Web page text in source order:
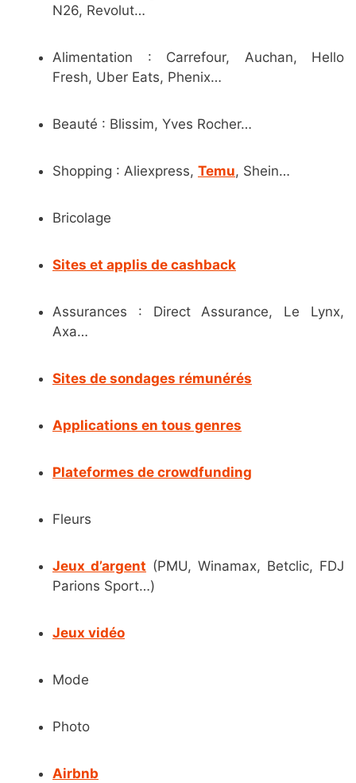
N26, Revolut…
Alimentation : Carrefour, Auchan, Hello
Fresh, Uber Eats, Phenix…
Beauté : Blissim, Yves Rocher…
Shopping : Aliexpress, Temu, Shein…
Bricolage
Sites et applis de cashback
Assurances : Direct Assurance, Le Lynx,
Axa…
Sites de sondages rémunérés
Applications en tous genres
Plateformes de crowdfunding
Fleurs
Jeux d’argent (PMU, Winamax, Betclic, FDJ
Parions Sport…)
Jeux vidéo
Mode
Photo
Airbnb